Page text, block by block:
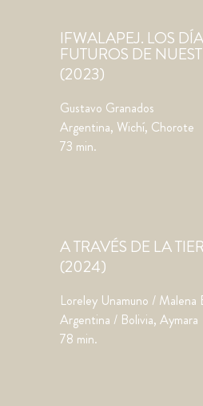
IFWALAPEJ. LOS
FUTUROS DE
(2023)
Gustavo Granados
Argentina, Wichí, Chorote
73 min.
A TRAVÉS DE LA
(2024)
Loreley Unamuno / Malena
Argentina / Bolivia, Aymara
78 min.